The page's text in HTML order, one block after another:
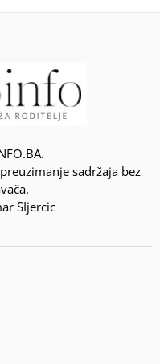
sadržaja bez
SIjercic